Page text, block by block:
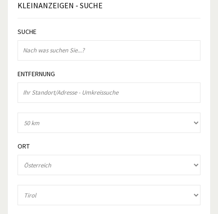
KLEINANZEIGEN - SUCHE
SUCHE
ENTFERNUNG
ORT